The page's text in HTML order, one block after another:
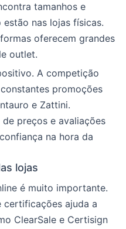
tamanhos e
nas lojas físicas.
oferecem grandes
outlet.
A competição
promoções
e Zattini.
preços e avaliações
na hora da
lojas
é muito importante.
certificações ajuda a
ClearSale e Certisign